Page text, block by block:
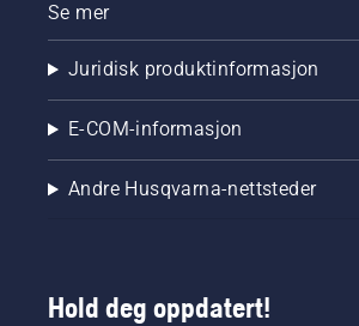
Se mer
Juridisk produktinformasjon
E-COM-informasjon
Andre Husqvarna-nettsteder
Hold deg oppdatert!